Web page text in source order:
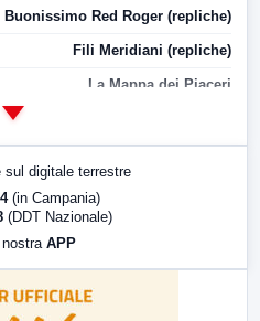
Buonissimo Red Roger (repliche)
Fili Meridiani (repliche)
La Mappa dei Piaceri
sul digitale terrestre
(in Campania)
(DDT Nazionale)
APP